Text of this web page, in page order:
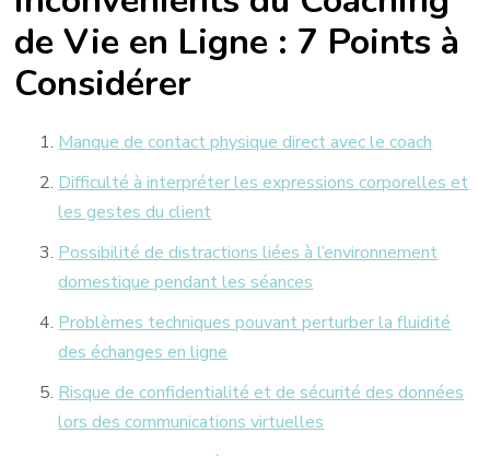
de Vie en Ligne : 7 Points à
Considérer
Manque de contact physique direct avec le coach
Difficulté à interpréter les expressions corporelles et
les gestes du client
Possibilité de distractions liées à l’environnement
domestique pendant les séances
Problèmes techniques pouvant perturber la fluidité
des échanges en ligne
Risque de confidentialité et de sécurité des données
lors des communications virtuelles